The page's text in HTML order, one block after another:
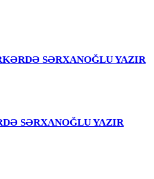
SƏRXANOĞLU YAZIR
SƏRXANOĞLU YAZIR